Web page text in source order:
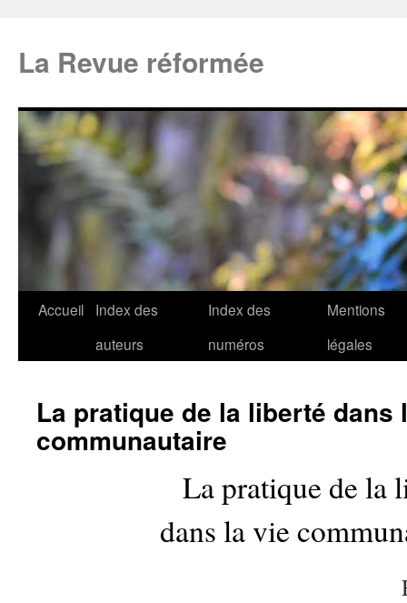
La Revue réformée
Accueil
Index des
auteurs
Index des
numéros
Mentions
légales
La pratique de la liberté dans
communautaire
La pratique de la
dans la vie